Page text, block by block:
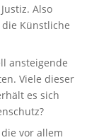
Also
Künstliche
ansteigende
Viele dieser
es sich
vor allem